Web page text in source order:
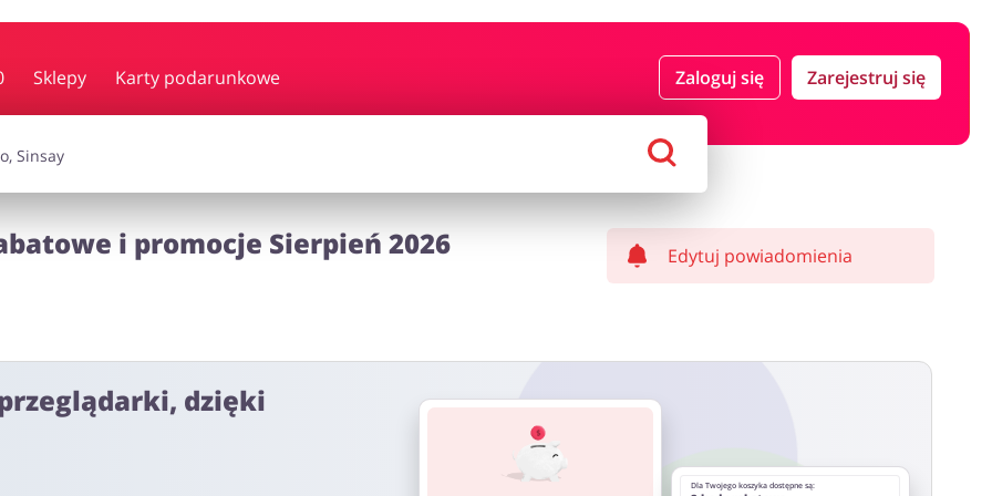
Sklepy Karty podarunkowe Zaloguj się Zarejestruj się
Zdrowie i uroda
i promocje Sierpień 2026 Edytuj powiadomienia
dzięki
Dla Twojego koszyka dostępne są: